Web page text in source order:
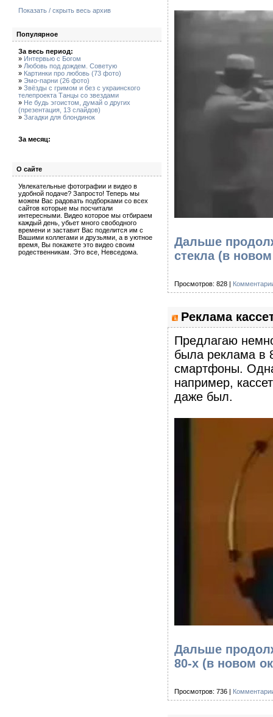
Показать / скрыть весь архив
Популярное
За весь период:
» Интервью с Богом
» Любовь под дождем. Советую
» Картинки про любовь (73 фото)
» Эмо-парни (26 фото)
» Звёзды с гримом и без с украинского
телепроекта Танцы со звездами
» Не будь эгоистом, думай о других
(презентация, 13 слайдов)
» Загадки для блондинок
За месяц:
О сайте
Увлекательные фотографии и видео в
удобной подаче? Запросто! Теперь мы
можем Вас радовать подборками со всех
сайтов которые мы посчитали
интересными. Видео которое мы отбираем
каждый день, убьет много свободного
времени и заставит Вас поделится им с
Вашими коллегами и друзьями, а в уютное
время, Вы покажете это видео своим
родественникам. Это все, Невседома.
Дальше
стекла (в
Просмотров: 828 |
Реклама
Предлагаю
была реклама в
смартфоны.
например,
даже был.
Дальше
80-х (в новом
Просмотров: 736 |